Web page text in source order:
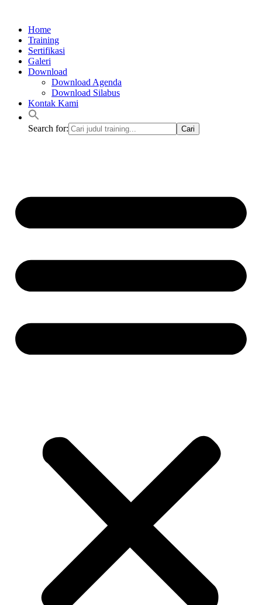
kontenHome
Training
Sertifikasi
Galeri
Download
Download Agenda
Download Silabus
Kontak Kami
Search for: